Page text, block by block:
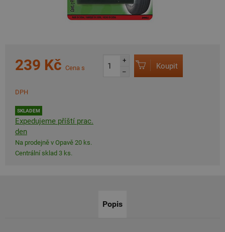
239 Kč Cena s
DPH
SKLADEM
Expedujeme příští prac.
den
Na prodejně v Opavě 20 ks.
Centrální sklad 3 ks.
+
–
Koupit
Popis